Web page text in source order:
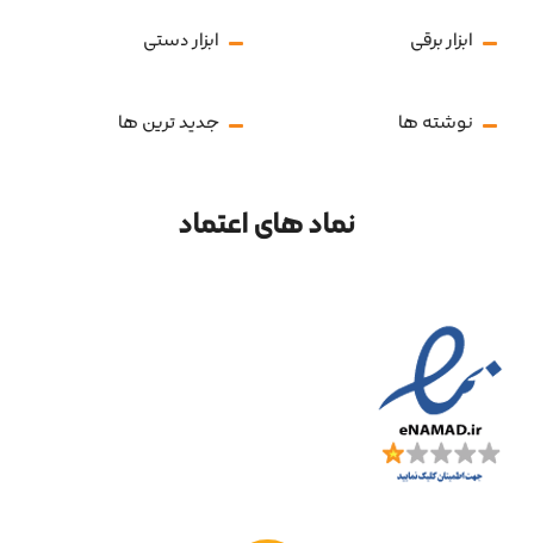
ابزار برقی ابزار دستی
نوشته ها جدید ترین ها
نماد های اعتماد